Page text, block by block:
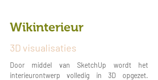
Wikinterieur
3D visualisaties
Door middel van SketchUp wordt het
interieurontwerp volledig in 3D opgezet.